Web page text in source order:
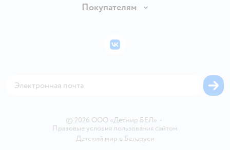
Правила продажи
Политика использования файлов cookie
Вакансии
Покупателям
Бонусные карты
© 2026 ООО «Детмир БЕЛ» •
Правовые условия пользования сайтом
Детский мир в Беларуси
ВКонтакте